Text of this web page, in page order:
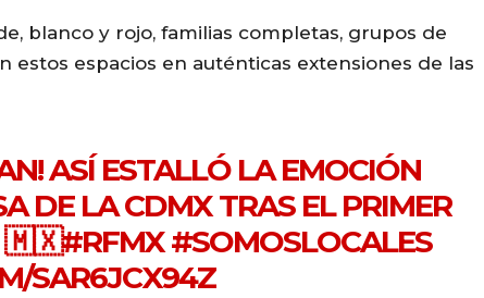
blanco y rojo, familias completas, grupos de
estos espacios en auténticas extensiones de las
ASÍ ESTALLÓ LA EMOCIÓN
DE LA CDMX TRAS EL PRIMER
🇲🇽#RFMX #SOMOSLOCALES
SAR6JCX94Z